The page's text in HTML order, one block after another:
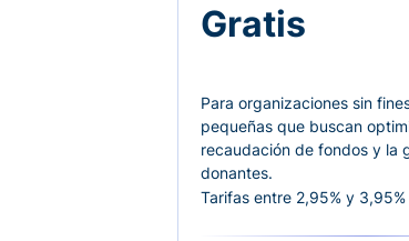
Gratis
Para organizaciones sin
pequeñas que buscan
recaudación de fondos y la
donantes.
Tarifas entre 2,95% y 3,95%